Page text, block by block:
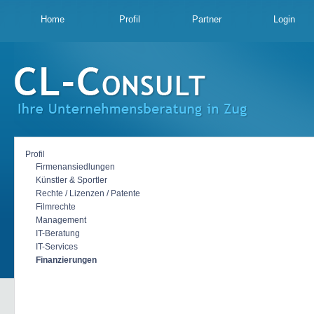
Home Profil Partner Login
Profil
Firmenansiedlungen
Künstler & Sportler
Rechte / Lizenzen / Patente
Filmrechte
Management
IT-Beratung
IT-Services
Finanzierungen